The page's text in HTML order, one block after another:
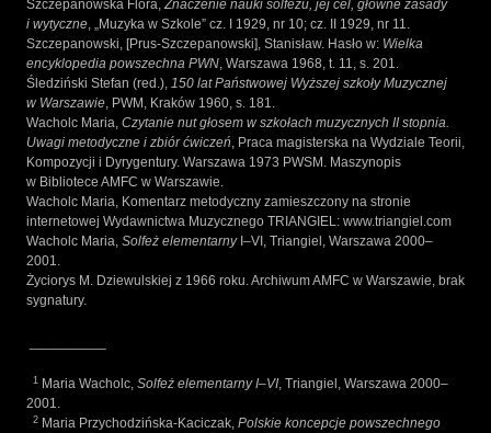
Szczepanowska Flora,Znaczenie nauki solfeżu, jej cel, główne zasady
i wytyczne, „Muzyka w Szkole” cz. I 1929, nr 10; cz. II 1929, nr 11.
Szczepanowski, [Prus-Szczepanowski], Stanisław. Hasło w: Wielka
encyklopedia powszechna PWN, Warszawa 1968, t. 11, s. 201.
Śledziński Stefan (red.), 150 lat Państwowej Wyższej szkoły Muzycznej
w Warszawie, PWM, Kraków 1960, s. 181.
Wacholc Maria, Czytanie nut głosem w szkołach muzycznych II stopnia.
Uwagi metodyczne i zbiór ćwiczeń, Praca magisterska na Wydziale Teorii,
Kompozycji i Dyrygentury. Warszawa 1973 PWSM. Maszynopis
w Bibliotece AMFC w Warszawie.
Wacholc Maria, Komentarz metodyczny zamieszczony na stronie
internetowej Wydawnictwa Muzycznego TRIANGIEL: www.triangiel.com
Wacholc Maria, Solfeż elementarnyI–VI, Triangiel, Warszawa 2000–
2001.
Życiorys M. Dziewulskiej z 1966 roku. Archiwum AMFC w Warszawie, brak
sygnatury.
1 Maria Wacholc, Solfeż elementarny I–VI, Triangiel, Warszawa 2000–
2001.
2 Maria Przychodzińska-Kaciczak, Polskie koncepcje powszechnego